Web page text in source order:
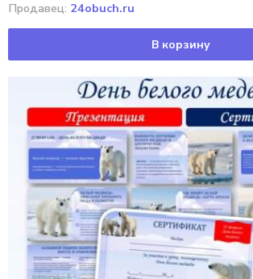
Продавец: 24obuch.ru
В корзину